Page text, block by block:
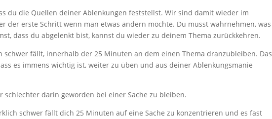
du die Quellen deiner Ablenkungen feststellst. Wir sind damit wieder im
der erste Schritt wenn man etwas ändern möchte. Du musst wahrnehmen, was
dass du abgelenkt bist, kannst du wieder zu deinem Thema zurückkehren.
schwer fällt, innerhalb der 25 Minuten an dem einen Thema dranzubleiben. Das
es immens wichtig ist, weiter zu üben und aus deiner Ablenkungsmanie
schlechter darin geworden bei einer Sache zu bleiben.
schwer fällt dich 25 Minuten auf eine Sache zu konzentrieren und es fast